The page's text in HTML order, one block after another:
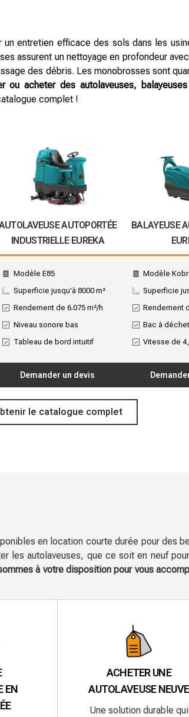
entretien efficace des sols dans les
assurent un nettoyage en profondeur
des débris. Les monobrosses sont
acheter des autolaveuses,
complet !
AUTOPORTÉE
INDUSTRIELLE EUREKA
Modèle E85
Superficie jusqu'à 8000 m²
Rendement de 6.075 m²/h
Niveau sonore bas
Tableau de bord intuitif
Demander un devis
BALAYEUSE
Modèle
Superficie
Rendement
Bac à
Vitesse de
le catalogue complet
en location courte durée pour des
les autolaveuses, que ce soit en neuf
à votre disposition pour vous
EN
ACHETER UNE
AUTOLAVEUSE NEUVE
Une solution durable qui